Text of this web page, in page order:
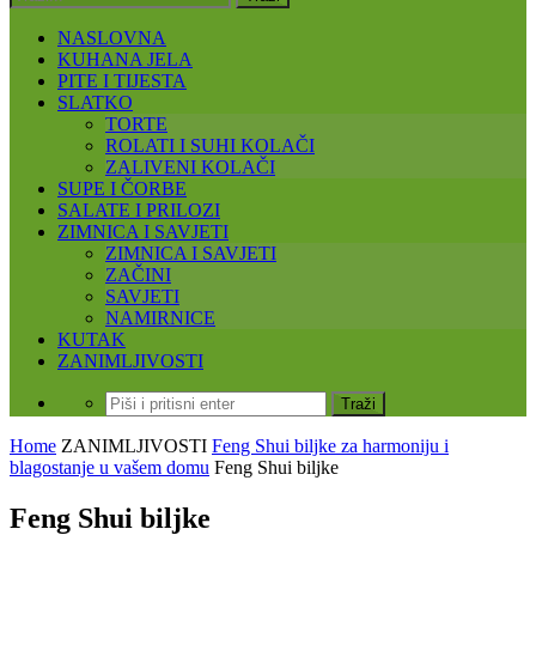
NASLOVNA
KUHANA JELA
PITE I TIJESTA
SLATKO
TORTE
ROLATI I SUHI KOLAČI
ZALIVENI KOLAČI
SUPE I ČORBE
SALATE I PRILOZI
ZIMNICA I SAVJETI
ZIMNICA I SAVJETI
ZAČINI
SAVJETI
NAMIRNICE
KUTAK
ZANIMLJIVOSTI
Home ZANIMLJIVOSTI Feng Shui biljke za harmoniju i
blagostanje u vašem domu Feng Shui biljke
Feng Shui biljke